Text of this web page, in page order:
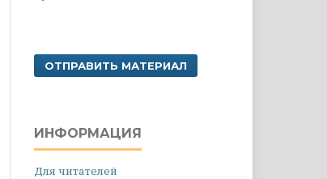
ОТПРАВИТЬ МАТЕРИАЛ
ИНФОРМАЦИЯ
Для читателей